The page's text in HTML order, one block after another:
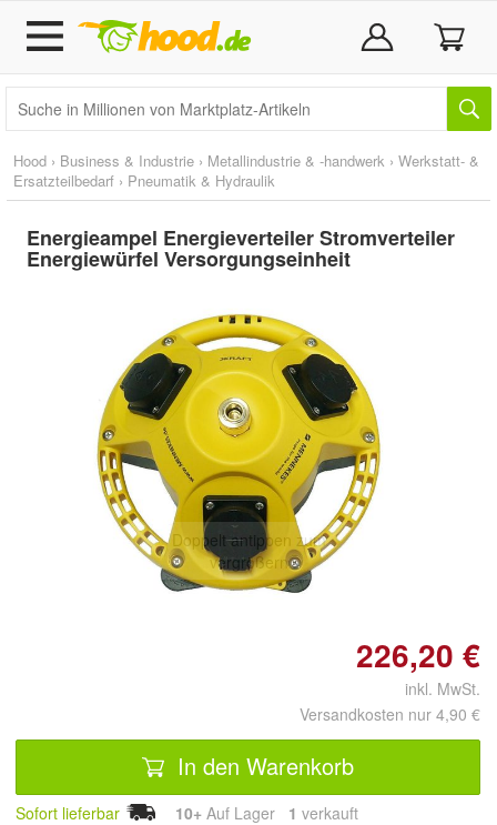
Hood › Business & Industrie › Metallindustrie & -handwerk › Werkstatt- &
Ersatzteilbedarf › Pneumatik & Hydraulik
Energieampel Energieverteiler Stromverteiler
Energiewürfel Versorgungseinheit
Doppelt antippen zum
vergrößern
226,20 €
inkl. MwSt.
Versandkosten nur 4,90 €
In den Warenkorb
Sofort lieferbar 10+ Auf Lager 1 verkauft